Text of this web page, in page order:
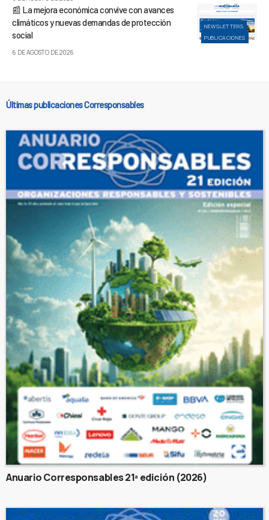
NEWSLETTERS
PUBLICACIONES
📰 La mejora económica convive con avances
climáticos y nuevas demandas de protección
social
6 DE AGOSTO DE 2026
Últimas publicaciones Corresponsables
Anuario Corresponsables 21ª edición (2026)